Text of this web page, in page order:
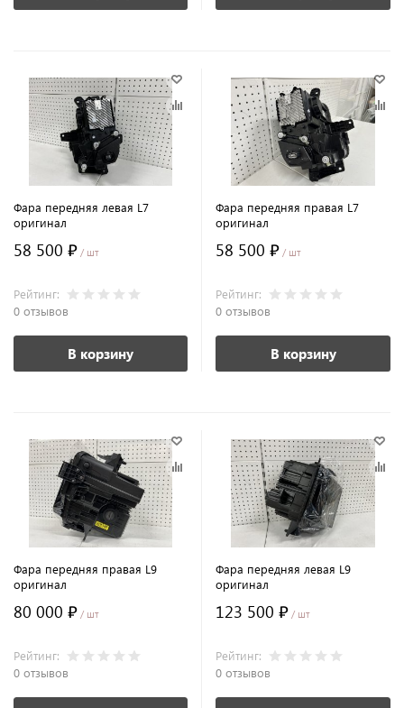
Фара передняя левая L7
оригинал
58 500 ₽ / шт
Рейтинг:
0 отзывов
В корзину
Фара передняя правая L7
оригинал
58 500 ₽ / шт
Рейтинг:
0 отзывов
В корзину
Фара передняя правая L9
оригинал
80 000 ₽ / шт
Рейтинг:
0 отзывов
Фара передняя левая L9
оригинал
123 500 ₽ / шт
Рейтинг:
0 отзывов